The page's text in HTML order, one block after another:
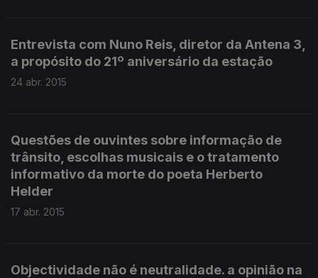
Entrevista com Nuno Reis, diretor da Antena 3,
a propósito do 21º aniversário da estação
24 abr. 2015
Questões de ouvintes sobre informação de
trânsito, escolhas musicais e o tratamento
informativo da morte do poeta Herberto
Helder
17 abr. 2015
Objectividade não é neutralidade. a opinião na